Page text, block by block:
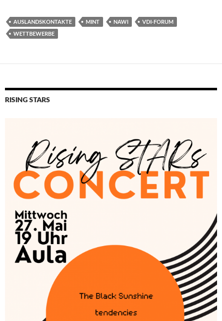
AUSLANDSKONTAKTE MINT NAWI
VDI-FORUM
WETTBEWERBE
RISING STARS